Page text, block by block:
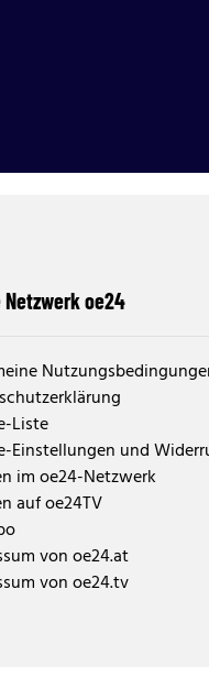
Netzwerk oe24
Liste
Einstellungen und
im oe24-Netzwerk
auf oe24TV
von oe24.at
von oe24.tv